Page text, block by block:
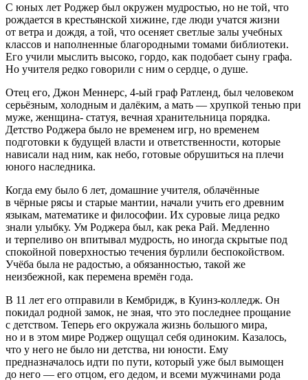
С юных лет Роджер был окружен мудростью, но не той, что
рождается в крестьянской хижине, где люди учатся жизни
от ветра и дождя, а той, что осеняет светлые залы учебных
классов и наполненные благородными томами библиотеки.
Его учили мыслить высоко, гордо, как подобает сыну графа.
Но учителя редко говорили с ним о сердце, о душе.
Отец его, Джон Меннерс, 4-ый граф Ратленд, был человеком
серьёзным, холодным и далёким, а мать — хрупкой тенью при
муже, женщина- статуя, вечная хранительница порядка.
Детство Роджера было не временем игр, но временем
подготовки к будущей власти и ответственности, которые
нависали над ним, как небо, готовые обрушиться на плечи
юного наследника.
Когда ему было 6 лет, домашние учителя, облачённые
в чёрные рясы и старые мантии, начали учить его древним
языкам, математике и философии. Их суровые лица редко
знали улыбку. Ум Роджера был, как река Рай. Медленно
и терпеливо он впитывал мудрость, но иногда скрытые под
спокойной поверхностью течения бурлили беспокойством.
Учёба была не радостью, а обязанностью, такой же
неизбежной, как перемена времён года.
В 11 лет его отправили в Кембридж, в Куинз-колледж. Он
покидал родной замок, не зная, что это последнее прощание
с детством. Теперь его окружала жизнь большого мира,
но и в этом мире Роджер ощущал себя одиноким. Казалось,
что у него не было ни детства, ни юности. Ему
предназначалось идти по пути, который уже был вымощен
до него — его отцом, его дедом, и всеми мужчинами рода